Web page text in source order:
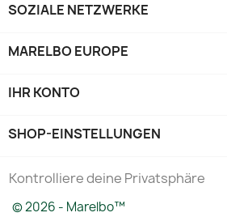
SOZIALE NETZWERKE
MARELBO EUROPE
IHR KONTO
SHOP-EINSTELLUNGEN
Kontrolliere deine Privatsphäre
© 2026 - Marelbo™